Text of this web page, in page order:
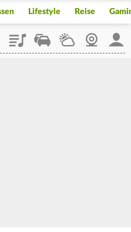
Lifestyle Reise
PlaylistStaupilotWetterWebcam